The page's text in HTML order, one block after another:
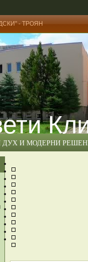
- ТРОЯН
ДУХ И МОДЕРНИ